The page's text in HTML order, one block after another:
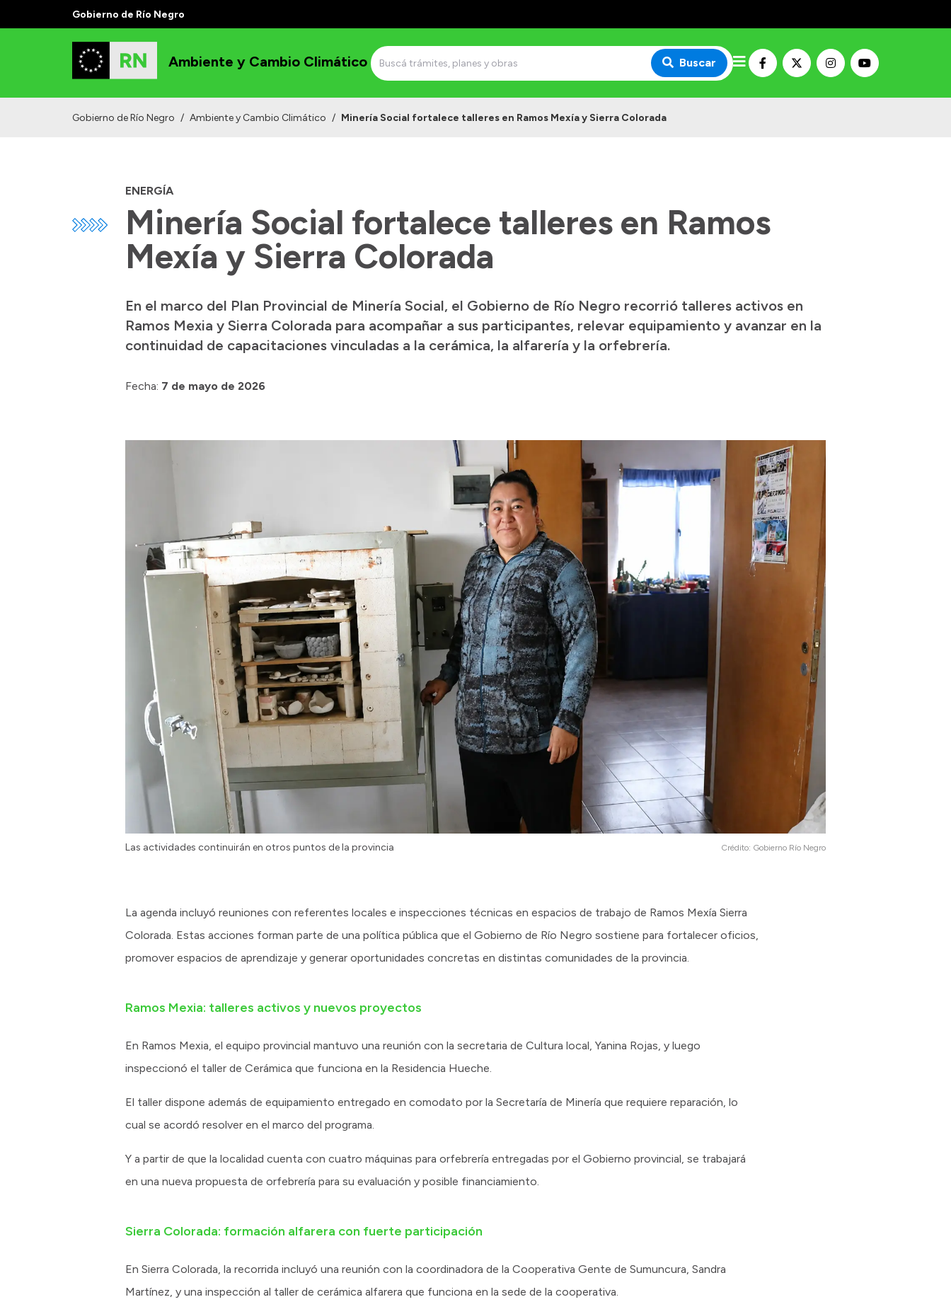
Gobierno de Río Negro
Ambiente y Cambio Climático Buscar
Gobierno de Río Negro / Ambiente y Cambio Climático / Minería Social fortalece talleres en Ramos Mexía y Sierra Colorada
ENERGÍA
Minería Social fortalece talleres en Ramos
Mexía y Sierra Colorada
En el marco del Plan Provincial de Minería Social, el Gobierno de Río Negro recorrió talleres activos en
Ramos Mexia y Sierra Colorada para acompañar a sus participantes, relevar equipamiento y avanzar en la
continuidad de capacitaciones vinculadas a la cerámica, la alfarería y la orfebrería.
Fecha: 7 de mayo de 2026
Las actividades continuirán en otros puntos de la provincia Crédito: Gobierno Río Negro
La agenda incluyó reuniones con referentes locales e inspecciones técnicas en espacios de trabajo de Ramos Mexía Sierra
Colorada. Estas acciones forman parte de una política pública que el Gobierno de Río Negro sostiene para fortalecer oficios,
promover espacios de aprendizaje y generar oportunidades concretas en distintas comunidades de la provincia.
Ramos Mexia: talleres activos y nuevos proyectos
En Ramos Mexia, el equipo provincial mantuvo una reunión con la secretaria de Cultura local, Yanina Rojas, y luego
inspeccionó el taller de Cerámica que funciona en la Residencia Hueche.
El taller dispone además de equipamiento entregado en comodato por la Secretaría de Minería que requiere reparación, lo
cual se acordó resolver en el marco del programa.
Y a partir de que la localidad cuenta con cuatro máquinas para orfebrería entregadas por el Gobierno provincial, se trabajará
en una nueva propuesta de orfebrería para su evaluación y posible financiamiento.
Sierra Colorada: formación alfarera con fuerte participación
En Sierra Colorada, la recorrida incluyó una reunión con la coordinadora de la Cooperativa Gente de Sumuncura, Sandra
Martínez, y una inspección al taller de cerámica alfarera que funciona en la sede de la cooperativa.